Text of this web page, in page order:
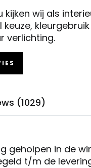
kijken wij als
verlichting.
(1029)
geholpen in de
t/m de